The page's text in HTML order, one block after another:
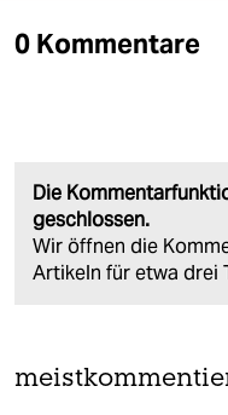
0 Kommentare
Die
geschlossen.
Wir öffnen die
Artikeln für etwa drei